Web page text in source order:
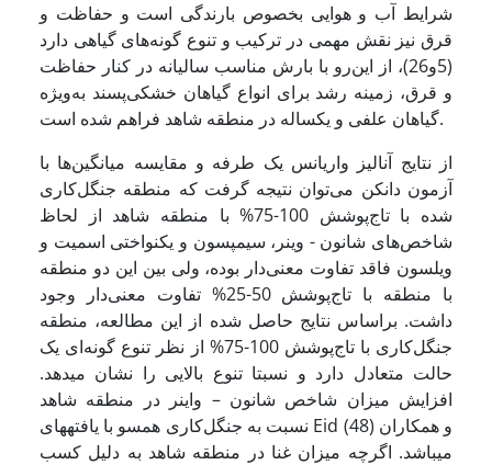
شرایط آب و هوایی بخصوص بارندگی است و حفاظت و
قرق نیز نقش مهمی در ترکیب و تنوع گونه‌های گیاهی دارد
(5و26)، از این‌رو با بارش مناسب سالیانه در کنار حفاظت
و قرق، زمینه رشد برای انواع گیاهان خشکی‌پسند به‌ویژه
گیاهان علفی و یکساله در منطقه شاهد فراهم شده است.
از نتایج آنالیز واریانس یک طرفه و مقایسه میانگین‌ها با
آزمون دانکن می‌توان نتیجه گرفت که منطقه جنگل‌کاری
شده با تاج‌پوشش 100-75% با منطقه شاهد از لحاظ
شاخص‌های شانون - وینر، سیمپسون و یکنواختی اسمیت و
ویلسون فاقد تفاوت معنی‌دار بوده، ولی بین این دو منطقه
با منطقه با تاج‌پوشش 50-25% تفاوت معنی‌دار وجود
داشت. براساس نتایج حاصل شده از این مطالعه، منطقه
جنگل‌کاری با تاج‌پوشش 100-75% از نظر تنوع گونه‌ای یک
حالت متعادل دارد و نسبتا تنوع بالایی را نشان می­دهد.
افزایش میزان شاخص شانون – واینر در منطقه شاهد
نسبت به جنگل‌کاری همسو با یافته­های Eid و همکاران (48)
می­باشد. اگرچه میزان غنا در منطقه شاهد به دلیل کسب